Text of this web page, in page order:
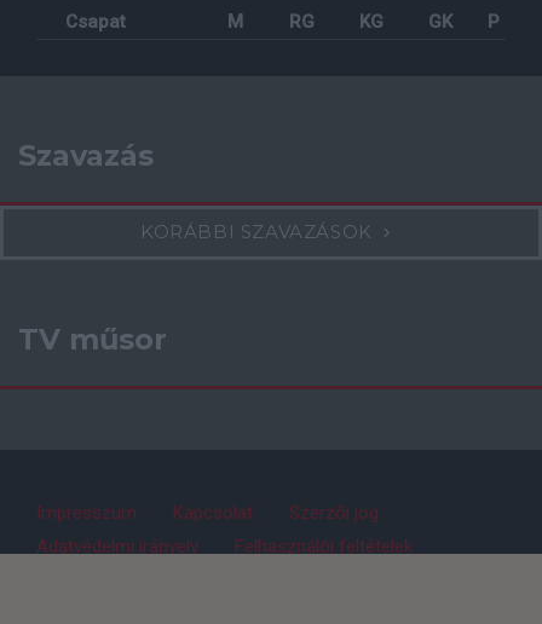
Csapat M RG KG GK P
Szavazás
KORÁBBI SZAVAZÁSOK
TV műsor
Impresszum Kapcsolat
Szerzői jog
Adatvédelmi irányelv
Felhasználói feltételek